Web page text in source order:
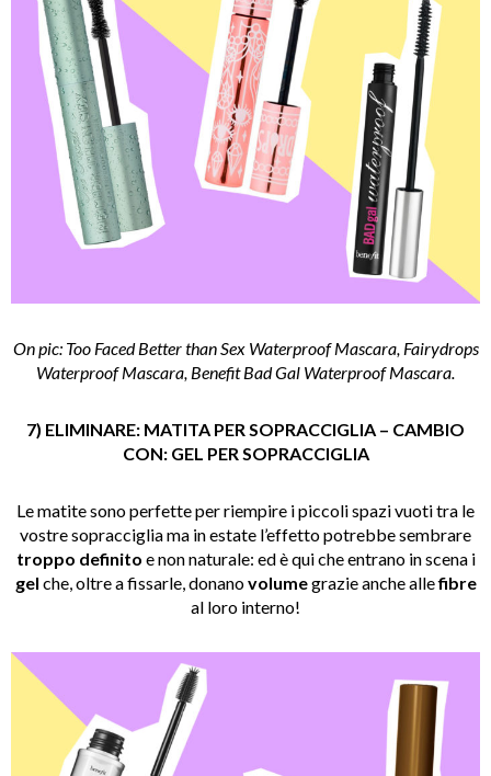
On pic: Too Faced Better than Sex Waterproof Mascara, Fairydrops
Waterproof Mascara, Benefit Bad Gal Waterproof Mascara.
7) ELIMINARE: MATITA PER SOPRACCIGLIA – CAMBIO
CON: GEL PER SOPRACCIGLIA
Le matite sono perfette per riempire i piccoli spazi vuoti tra le
vostre sopracciglia ma in estate l’effetto potrebbe sembrare
troppo definito e non naturale: ed è qui che entrano in scena i
gel che, oltre a fissarle, donanovolumegrazie anche allefibre
al loro interno!